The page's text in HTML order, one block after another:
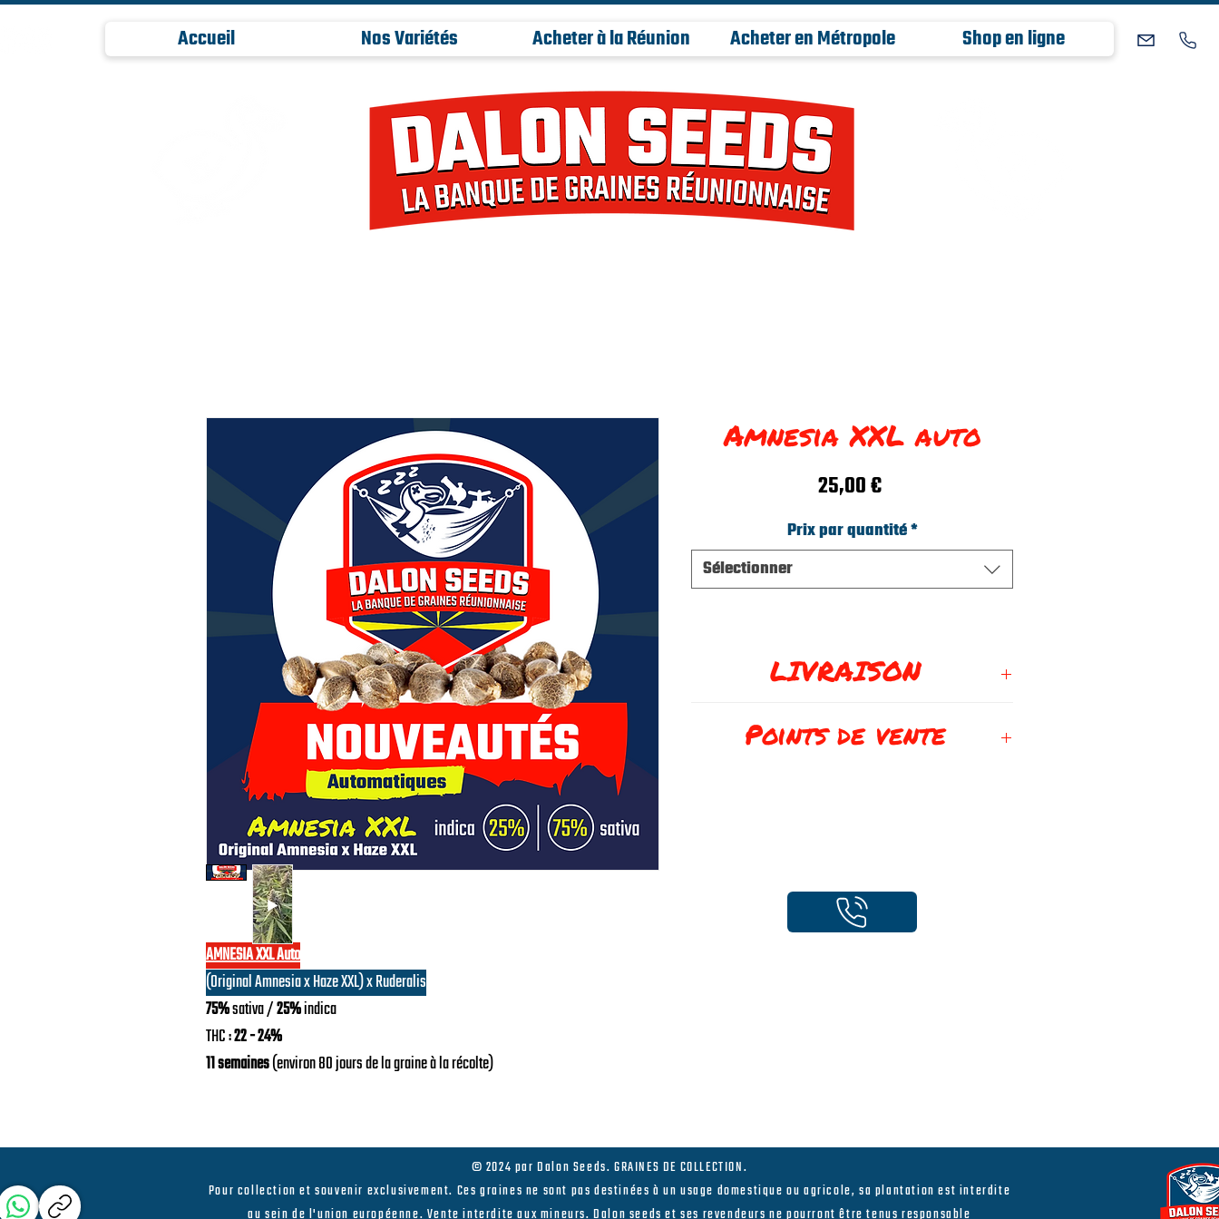
Accueil Nos Variétés Acheter à la Réunion Acheter en Métropole Shop en ligne
AMNESIA XXL Auto
(Original Amnesia x Haze XXL) x Ruderalis
75%sativa /25%indica
THC :22 - 24%
11 semaines(environ 80 jours de la graine à la récolte)
600g/m2
500 g/m2
Amnesia XXL auto
25,00 €Prix
Prix par quantité*
Sélectionner
LIVRAISON
Points de vente
© 2024 par Dalon Seeds. GRAINES DE COLLECTION.
Pour collection et souvenir exclusivement. Ces graines ne sont pas destinées à un usage domestique ou agricole, sa plantation est interdite